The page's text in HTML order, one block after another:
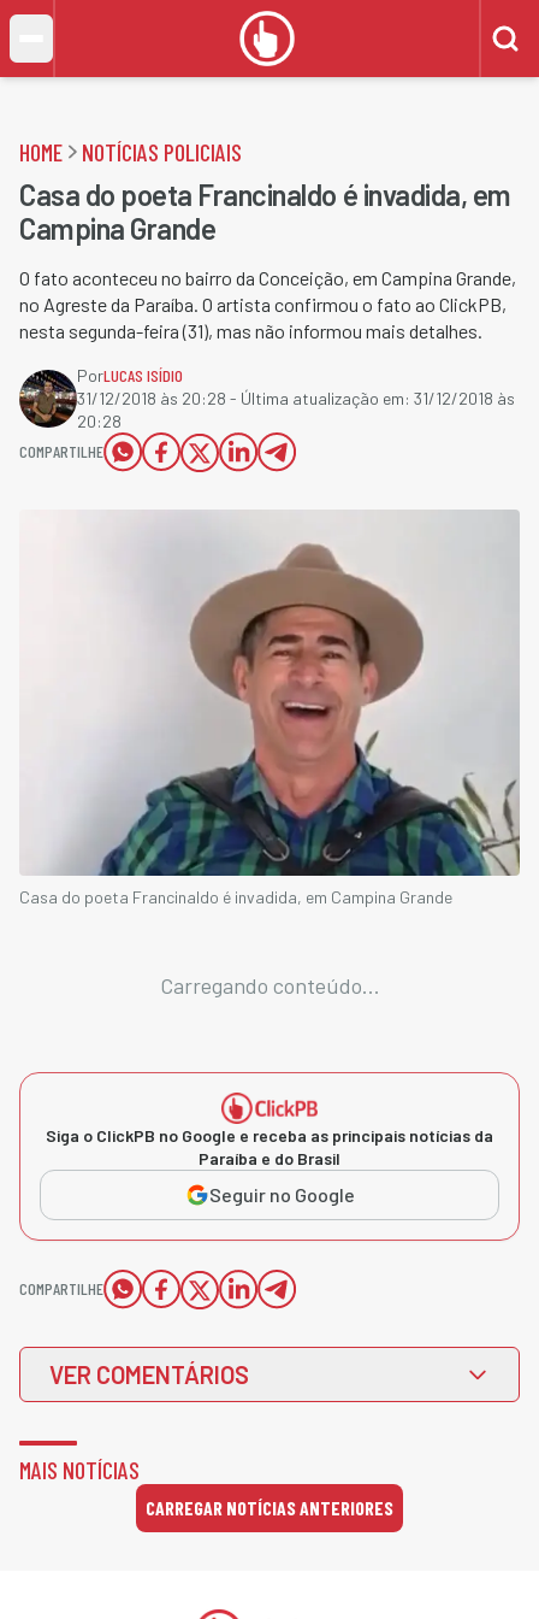
HOME NOTÍCIAS POLICIAIS
Casa do poeta Francinaldo é invadida, em
Campina Grande
O fato aconteceu no bairro da Conceição, em Campina Grande,
no Agreste da Paraíba. O artista confirmou o fato ao ClickPB,
nesta segunda-feira (31), mas não informou mais detalhes.
PorLUCAS ISÍDIO
31/12/2018 às 20:28 - Última atualização em: 31/12/2018 às
20:28
COMPARTILHE
Casa do poeta Francinaldo é invadida, em Campina Grande
Carregando conteúdo...
Siga o ClickPB no Google e receba as principais notícias da
Paraíba e do Brasil
Seguir no Google
COMPARTILHE
VER COMENTÁRIOS
MAIS NOTÍCIAS
CARREGAR NOTÍCIAS ANTERIORES